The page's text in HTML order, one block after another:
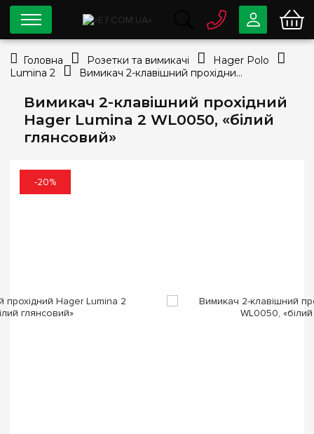
Вимикач 2-клавішний прохідний
Hager Lumina 2 WL0050, «білий
глянсовий»
-20%
0 80033-63-07
Безкоштовно
info@e7.com.ua
044334-79-78
Viber Telegram
Головна Розетки та вимикачі
Hager Polo
Lumina 2
Вимикач 2-клавішний прохідний Hager Lumina 2 WL0050, «білий глянсовий»